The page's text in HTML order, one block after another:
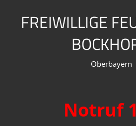
FREIWILLIGE
Oberbayern
Notruf